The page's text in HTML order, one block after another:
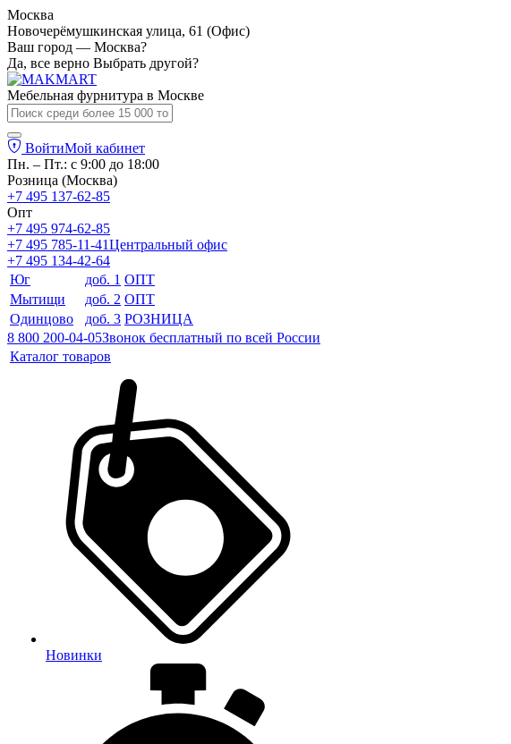
Москва
Новочерёмушкинская улица, 61 (Офис)
Ваш город — Москва?
Да, все верно Выбрать другой?
Мебельная фурнитура в Москве
ВойтиМой кабинет
Пн. – Пт.: с 9:00 до 18:00
Розница (Москва)
+7 495 137-62-85
Опт
+7 495 974-62-85
+7 495 785-11-41Центральный офис
+7 495 134-42-64
Юг
доб. 1 ОПТ
Мытищи
доб. 2 ОПТ
Одинцово
доб. 3 РОЗНИЦА
8 800 200-04-05Звонок бесплатный по всей России
Каталог товаров
Новинки